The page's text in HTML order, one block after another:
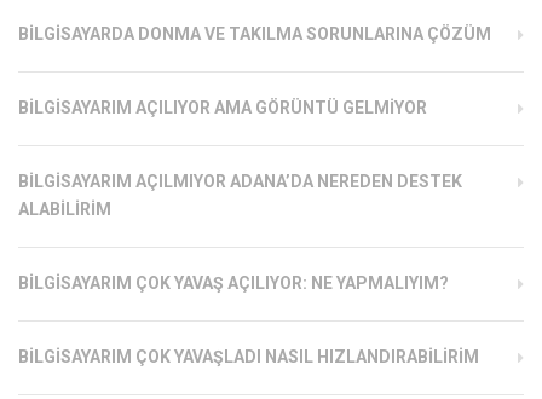
BILGISAYARDA DONMA VE TAKILMA SORUNLARINA ÇÖZÜM
BILGISAYARIM AÇILIYOR AMA GÖRÜNTÜ GELMIYOR
BILGISAYARIM AÇILMIYOR ADANA’DA NEREDEN DESTEK
ALABILIRIM
BILGISAYARIM ÇOK YAVAŞ AÇILIYOR: NE YAPMALIYIM?
BILGISAYARIM ÇOK YAVAŞLADI NASIL HIZLANDIRABILIRIM